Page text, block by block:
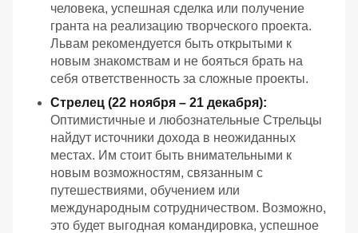
человека, успешная сделка или получение
гранта на реализацию творческого проекта.
Львам рекомендуется быть открытыми к
новым знакомствам и не бояться брать на
себя ответственность за сложные проекты.
Стрелец (22 ноября – 21 декабря):
Оптимистичные и любознательные Стрельцы
найдут источники дохода в неожиданных
местах. Им стоит быть внимательными к
новым возможностям, связанным с
путешествиями, обучением или
международным сотрудничеством. Возможно,
это будет выгодная командировка, успешное